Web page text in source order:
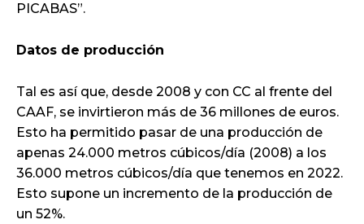
PICABAS”.
Datos de producción
Tal es así que, desde 2008 y con CC al frente del
CAAF, se invirtieron más de 36 millones de euros.
Esto ha permitido pasar de una producción de
apenas 24.000 metros cúbicos/día (2008) a los
36.000 metros cúbicos/día que tenemos en 2022.
Esto supone un incremento de la producción de
un 52%.